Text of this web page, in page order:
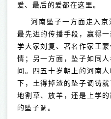
爱、最后的爱都在这里
河南坠子一方面走入
最先进的传播手段，赢得
学大家刘复、著名作家王
情；另一方面，坠子如同
间。四五十岁朝上的河南
下，土得掉渣的坠子调铸
地割草、放羊，还是上学
的坠子调。